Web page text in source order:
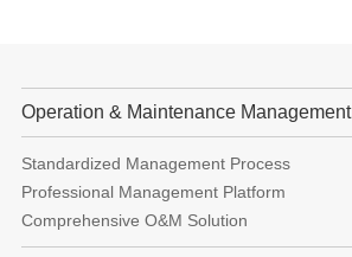
Operation & Maintenance Management
Standardized Management Process
Professional Management Platform
Comprehensive O&M Solution